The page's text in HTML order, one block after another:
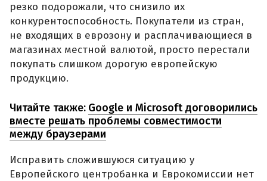
резко подорожали, что снизило их
конкурентоспособность. Покупатели из стран,
не входящих в еврозону и расплачивающиеся в
магазинах местной валютой, просто перестали
покупать слишком дорогую европейскую
продукцию.
Читайте также: Google и Microsoft договорились
вместе решать проблемы совместимости
между браузерами
Исправить сложившуюся ситуацию у
Европейского центробанка и Еврокомиссии нет